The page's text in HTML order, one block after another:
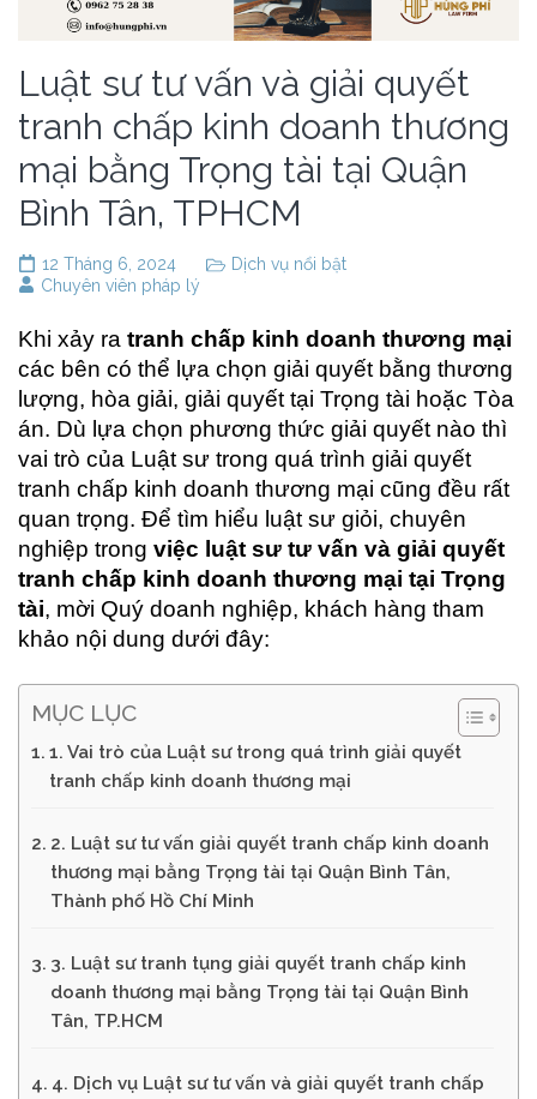
Luật sư tư vấn và giải quyết
tranh chấp kinh doanh thương
mại bằng Trọng tài tại Quận
Bình Tân, TPHCM
12 Tháng 6, 2024
Dịch vụ nổi bật
Chuyên viên pháp lý
Khi xảy ra tranh chấp kinh doanh thương mại
các bên có thể lựa chọn giải quyết bằng thương
lượng, hòa giải, giải quyết tại Trọng tài hoặc Tòa
án. Dù lựa chọn phương thức giải quyết nào thì
vai trò của Luật sư trong quá trình giải quyết
tranh chấp kinh doanh thương mại cũng đều rất
quan trọng. Để tìm hiểu luật sư giỏi, chuyên
nghiệp trong việc luật sư tư vấn và giải quyết
tranh chấp kinh doanh thương mại tại Trọng
tài, mời Quý doanh nghiệp, khách hàng tham
khảo nội dung dưới đây:
MỤC LỤC
1. Vai trò của Luật sư trong quá trình giải quyết
tranh chấp kinh doanh thương mại
2. Luật sư tư vấn giải quyết tranh chấp kinh doanh
thương mại bằng Trọng tài tại Quận Bình Tân,
Thành phố Hồ Chí Minh
3. Luật sư tranh tụng giải quyết tranh chấp kinh
doanh thương mại bằng Trọng tài tại Quận Bình
Tân, TP.HCM
4. Dịch vụ Luật sư tư vấn và giải quyết tranh chấp